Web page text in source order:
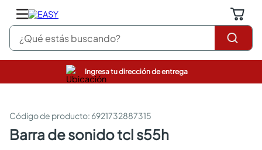
¿Qué estás buscando?
Ingresa tu dirección de entrega
: 6921732887315
barra de sonido tcl s55h
pinturas
sanitarios
comedor